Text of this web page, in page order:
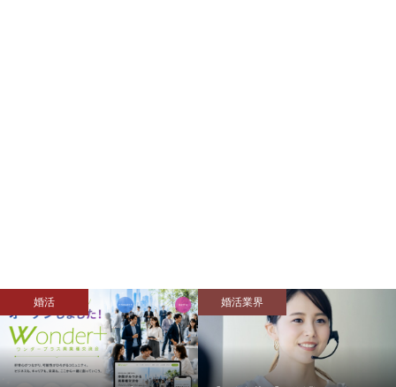
婚活業界 モテない人